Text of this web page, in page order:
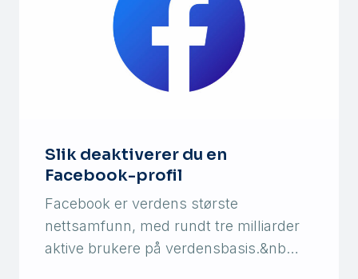
Slik deaktiverer du en
Facebook-profil
Facebook er verdens største
nettsamfunn, med rundt tre milliarder
aktive brukere på verdensbasis.&nb…